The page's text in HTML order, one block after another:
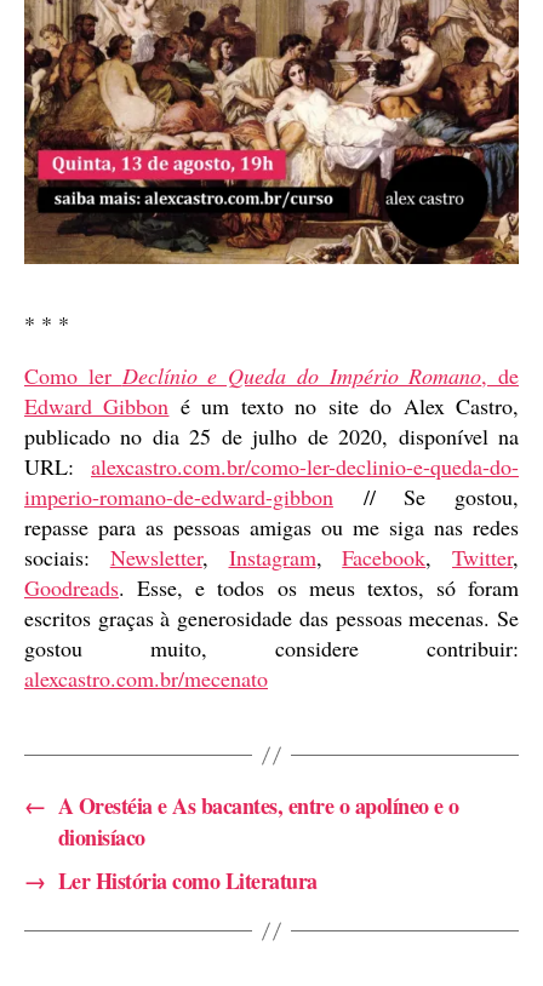
* * *
Como ler Declínio e Queda do Império Romano, de
Edward Gibbon é um texto no site do Alex Castro,
publicado no dia 25 de julho de 2020, disponível na
URL: alexcastro.com.br/como-ler-declinio-e-queda-do-
imperio-romano-de-edward-gibbon // Se gostou,
repasse para as pessoas amigas ou me siga nas redes
sociais: Newsletter, Instagram,Facebook, Twitter,
Goodreads. Esse, e todos os meus textos, só foram
escritos graças à generosidade das pessoas mecenas. Se
gostou muito, considere contribuir:
alexcastro.com.br/mecenato
← A Orestéia e As bacantes, entre o apolíneo e o
dionisíaco
→ Ler História como Literatura